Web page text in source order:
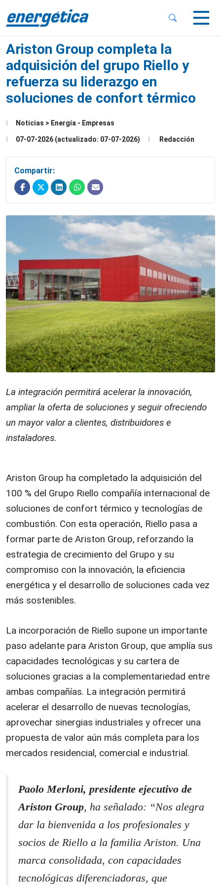
Menu
Menu
Ariston Group completa la
adquisición del grupo Riello y
refuerza su liderazgo en
soluciones de confort térmico
Noticias > Energía - Empresas
07-07-2026 (actualizado: 07-07-2026) Redacción
Compartir:
La integración permitirá acelerar la innovación,
ampliar la oferta de soluciones y seguir ofreciendo
un mayor valor a clientes, distribuidores e
instaladores.
Ariston Group ha completado la adquisición del
100 % del Grupo Riello compañía internacional de
soluciones de confort térmico y tecnologías de
combustión. Con esta operación, Riello pasa a
formar parte de Ariston Group, reforzando la
estrategia de crecimiento del Grupo y su
compromiso con la innovación, la eficiencia
energética y el desarrollo de soluciones cada vez
más sostenibles.
La incorporación de Riello supone un importante
paso adelante para Ariston Group, que amplía sus
capacidades tecnológicas y su cartera de
soluciones gracias a la complementariedad entre
ambas compañías. La integración permitirá
acelerar el desarrollo de nuevas tecnologías,
aprovechar sinergias industriales y ofrecer una
propuesta de valor aún más completa para los
mercados residencial, comercial e industrial.
Paolo Merloni, presidente ejecutivo de
Ariston Group, ha señalado: “Nos alegra
dar la bienvenida a los profesionales y
socios de Riello a la familia Ariston. Una
marca consolidada, con capacidades
tecnológicas diferenciadoras, que